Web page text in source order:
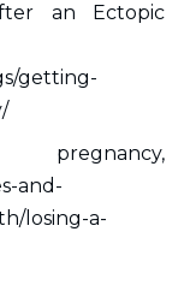
an Ectopic
getting-
and-
losing-a-